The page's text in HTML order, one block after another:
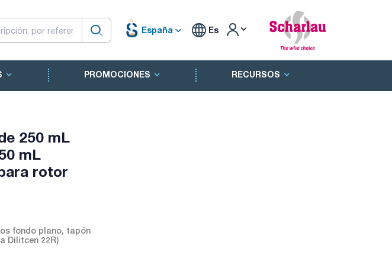
España Es
PROMOCIONES RECURSOS
250 mL
mL
rotor
fondo plano, tapón
Dilitcen 22R)